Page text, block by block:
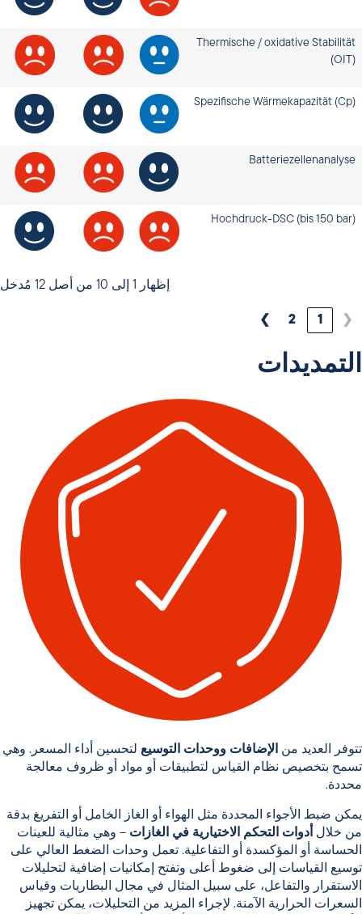
Thermische / oxidative Stabilität
(OIT)
Spezifische Wärmekapazität (Cp)
Batteriezellenanalyse
Hochdruck-DSC (bis 150 bar)
إظهار 1 إلى 10 من أصل 12 مُدخل
❮
1
2
❯
التمديدات
تتوفر العديد من الإضافات ووحدات التوسيع لتحسين أداء المسعر. وهي
تسمح بتخصيص نظام القياس لتطبيقات أو مواد أو ظروف معالجة
محددة.
يمكن ضبط الأجواء المحددة مثل الهواء أو الغاز الخامل أو التفريغ بدقة
من خلال أدوات التحكم الاختيارية في الغازات – وهي مثالية للعينات
الحساسة أو المؤكسدة أو التفاعلية. تعمل وحدات الضغط العالي على
توسيع القياسات إلى ضغوط أعلى وتفتح إمكانيات إضافية لتحليلات
الاستقرار والتفاعل، على سبيل المثال في مجال البطاريات وقياس
السعرات الحرارية الآمنة. لإجراء المزيد من التحليلات، يمكن تجهيز